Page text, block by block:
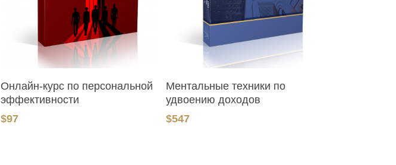
Онлайн-курс по персональной
эффективности
$97
Ментальные техники по
удвоению доходов
$547